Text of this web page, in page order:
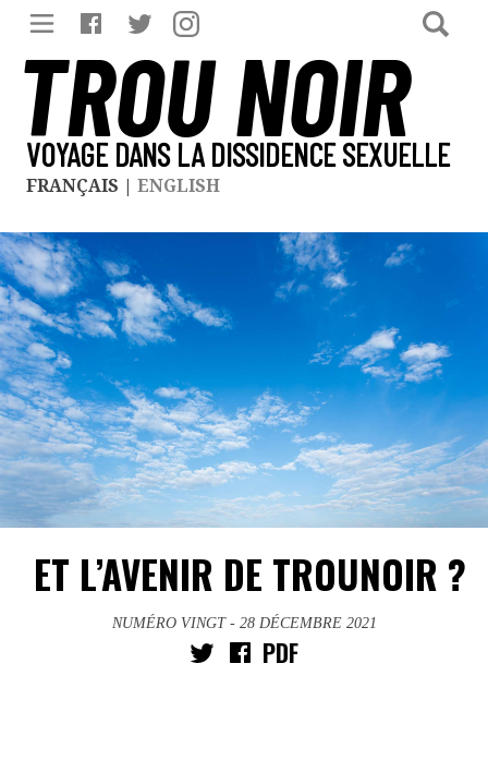
TROU NOIR
VOYAGE DANS LA DISSIDENCE SEXUELLE
FRANÇAIS | ENGLISH
ET L’AVENIR DE TROUNOIR ?
NUMÉRO VINGT - 28 DÉCEMBRE 2021
PDF